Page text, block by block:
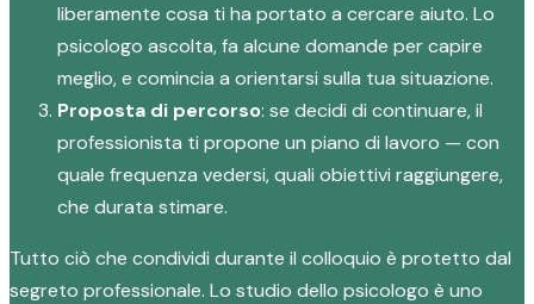
liberamente cosa ti ha portato a cercare aiuto. Lo
psicologo ascolta, fa alcune domande per capire
meglio, e comincia a orientarsi sulla tua situazione.
Proposta di percorso: se decidi di continuare, il
professionista ti propone un piano di lavoro — con
quale frequenza vedersi, quali obiettivi raggiungere,
che durata stimare.
Tutto ciò che condividi durante il colloquio è protetto dal
segreto professionale. Lo studio dello psicologo è uno